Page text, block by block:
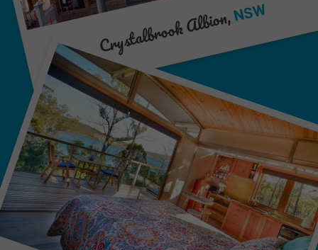
Crystalbrook Albion,NSW